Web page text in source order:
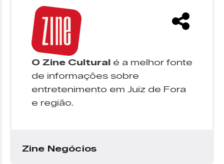
O Zine Cultural é a melhor fonte
de informações sobre
entretenimento em Juiz de Fora
e região.
Zine Negócios